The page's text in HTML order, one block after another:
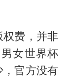
费，并非
女世界杯
官方没有